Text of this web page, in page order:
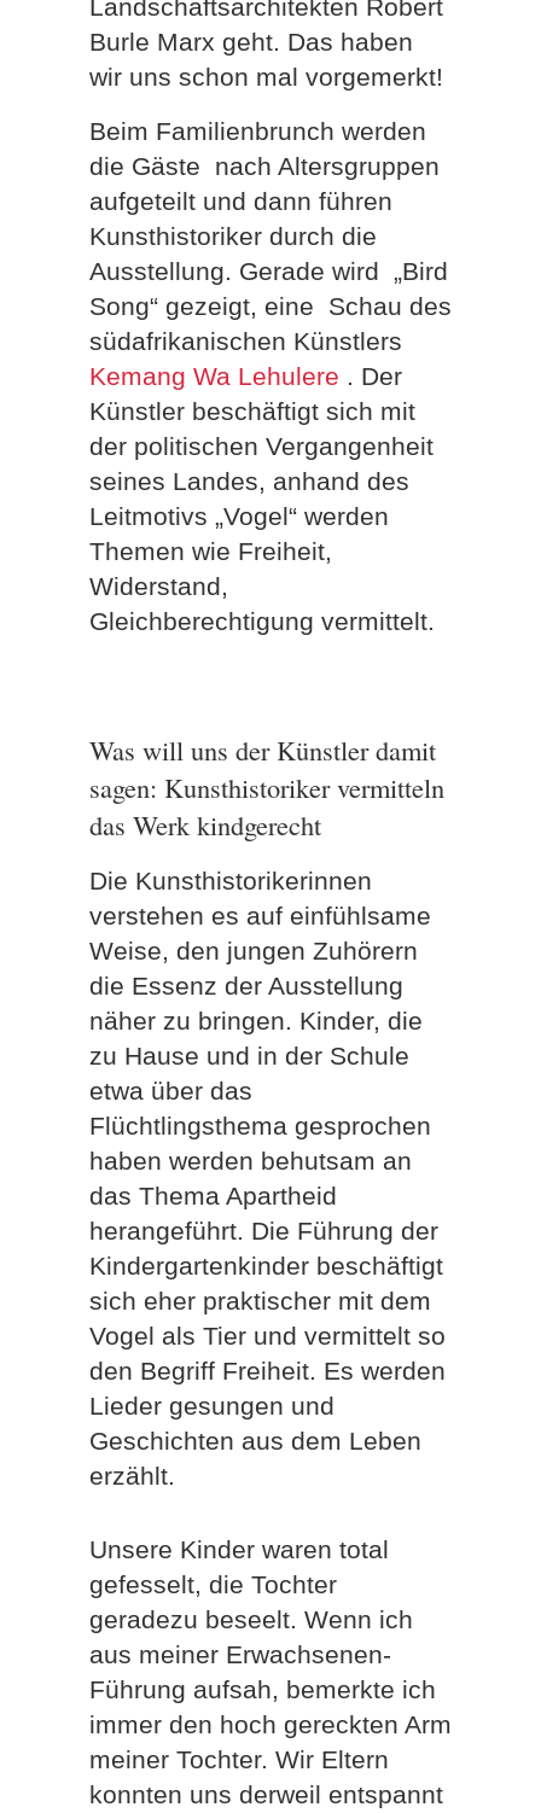
Landschaftsarchitekten Robert
Burle Marx geht. Das haben
wir uns schon mal vorgemerkt!
Beim Familienbrunch werden
die Gäste nach Altersgruppen
aufgeteilt und dann führen
Kunsthistoriker durch die
Ausstellung. Gerade wird „Bird
Song“ gezeigt, eine Schau des
südafrikanischen Künstlers
Kemang Wa Lehulere . Der
Künstler beschäftigt sich mit
der politischen Vergangenheit
seines Landes, anhand des
Leitmotivs „Vogel“ werden
Themen wie Freiheit,
Widerstand,
Gleichberechtigung vermittelt.
Was will uns der Künstler damit
sagen: Kunsthistoriker vermitteln
das Werk kindgerecht
Die Kunsthistorikerinnen
verstehen es auf einfühlsame
Weise, den jungen Zuhörern
die Essenz der Ausstellung
näher zu bringen. Kinder, die
zu Hause und in der Schule
etwa über das
Flüchtlingsthema gesprochen
haben werden behutsam an
das Thema Apartheid
herangeführt. Die Führung der
Kindergartenkinder beschäftigt
sich eher praktischer mit dem
Vogel als Tier und vermittelt so
den Begriff Freiheit. Es werden
Lieder gesungen und
Geschichten aus dem Leben
erzählt.
Unsere Kinder waren total
gefesselt, die Tochter
geradezu beseelt. Wenn ich
aus meiner Erwachsenen-
Führung aufsah, bemerkte ich
immer den hoch gereckten Arm
meiner Tochter. Wir Eltern
konnten uns derweil entspannt